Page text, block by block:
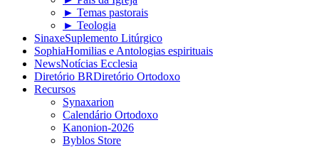
► Temas pastorais
► Teologia
SinaxeSuplemento Litúrgico
SophiaHomilias e Antologias espirituais
NewsNotícias Ecclesia
Diretório BRDiretório Ortodoxo
Recursos
Synaxarion
Calendário Ortodoxo
Kanonion-2026
Byblos Store